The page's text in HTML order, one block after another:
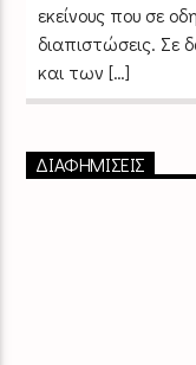
εκείνους που σε
διαπιστώσεις. Σε
και των […]
ΔΙΑΦΗΜΙΣΕΙΣ